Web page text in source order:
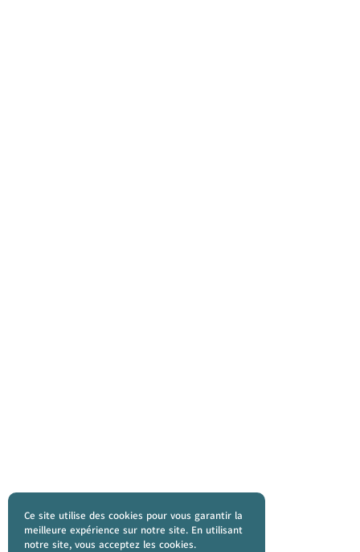
Ce site utilise des cookies pour vous garantir la
meilleure expérience sur notre site. En utilisant
notre site, vous acceptez les cookies.